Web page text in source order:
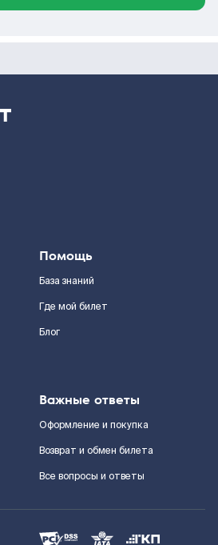
Помощь
База знаний
Где мой билет
Блог
Важные ответы
Оформление и покупка
Возврат и обмен билета
Все вопросы и ответы